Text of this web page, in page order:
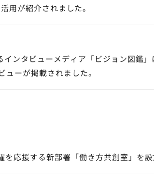
用が紹介されました。
ンタビューメディア「ビジョン図鑑」
ーが掲載されました。
を応援する新部署「働き方共創室」を